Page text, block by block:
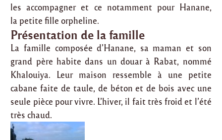
les accompagner et ce notamment pour Hanane,
la petite fille orpheline.
Présentation de la famille
La famille composée d’Hanane, sa maman et son
grand père habite dans un douar à Rabat, nommé
Khalouiya. Leur maison ressemble à une petite
cabane faite de taule, de béton et de bois avec une
seule pièce pour vivre. L’hiver, il fait très froid et l’été
très chaud.